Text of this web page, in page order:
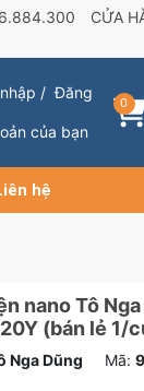
CỬA
/Đăng
của bạn
0
hệ
nano Tô
(bán lẻ 1/
Nga Dũng Mã: